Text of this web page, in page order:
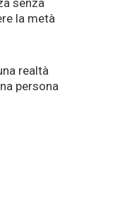
senza
la metà
realtà
persona